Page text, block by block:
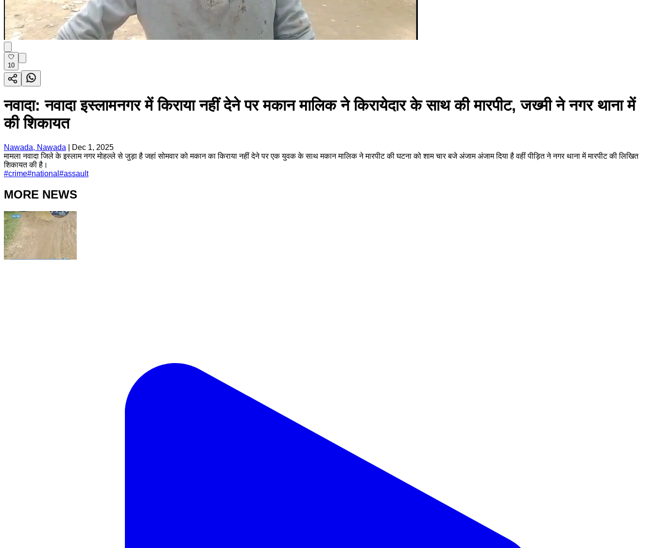
10
नवादा: नवादा इस्लामनगर में किराया नहीं देने पर मकान मालिक ने किरायेदार के साथ की मारपीट, जख्मी ने नगर थाना में
की शिकायत
Nawada, Nawada
Dec 1, 2025
मामला नवादा जिले के इस्लाम नगर मोहल्ले से जुड़ा है जहां सोमवार को मकान का किराया नहीं देने पर एक युवक के साथ मकान मालिक ने मारपीट की घटना को शाम चार बजे अंजाम अंजाम दिया है वहीं पीड़ित ने नगर थाना में मारपीट की लिखित
शिकायत की है।
#crime#national #assault
MORE NEWS